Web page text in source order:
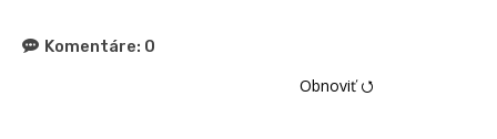
Komentáre: 0
Obnoviť ⭯